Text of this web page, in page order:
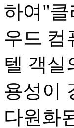
하여"클
우드 컴
텔 객실
용성이
다원화